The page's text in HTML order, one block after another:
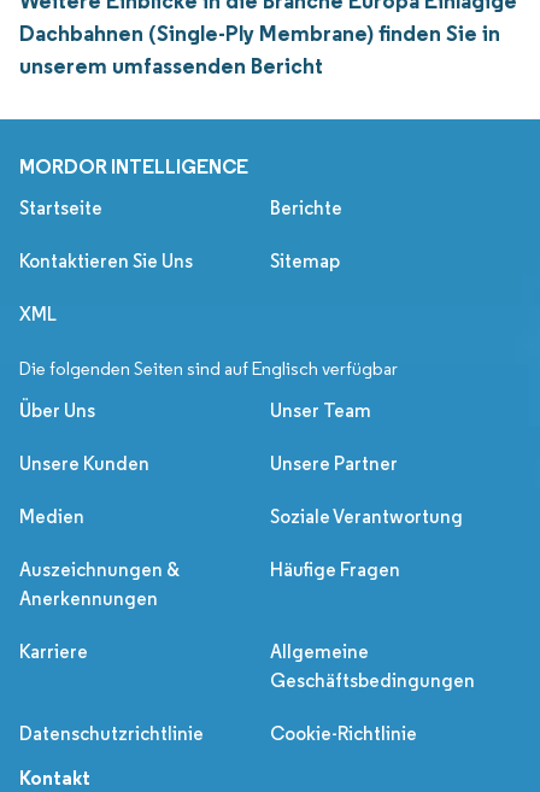
Dachbahnen (Single-Ply Membrane) finden Sie in
unserem umfassenden Bericht
MORDOR INTELLIGENCE
Startseite Berichte
Kontaktieren Sie Uns Sitemap
XML
Die folgenden Seiten sind auf Englisch verfügbar
Über Uns Unser Team
Unsere Kunden Unsere Partner
Medien Soziale Verantwortung
Auszeichnungen &
Anerkennungen
Häufige Fragen
Karriere
Allgemeine
Geschäftsbedingungen
Datenschutzrichtlinie Cookie-Richtlinie
Kontakt